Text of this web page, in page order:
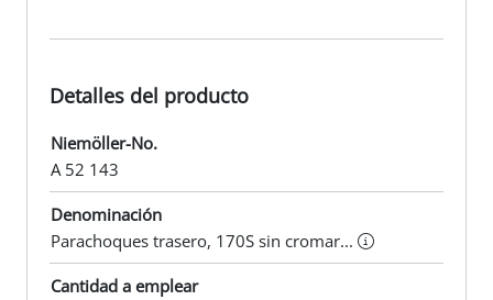
Detalles del producto
Niemöller-No.
A 52 143
Denominación
Parachoques trasero, 170S sin cromar...
Cantidad a emplear